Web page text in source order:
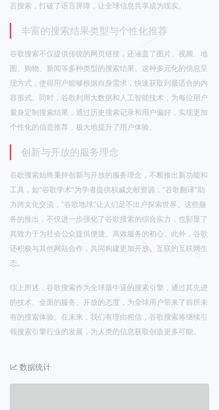
言搜索，打破了语言屏障，让全球信息共享成为现实。
丰富的搜索结果类型与个性化推荐
谷歌搜索不仅提供传统的网页链接，还涵盖了图片、视频、地
图、购物、新闻等多种类型的搜索结果。这种多元化的信息呈
现方式，使得用户能够根据自身需求，快速获取到最适合的内
容形式。同时，谷歌利用大数据和人工智能技术，为每位用户
量身定制搜索结果，通过历史搜索记录和用户偏好，实现更加
个性化的信息推荐，极大地提升了用户体验。
创新与开放的服务理念
谷歌搜索始终秉持创新与开放的服务理念，不断推出新功能和
工具，如“谷歌学术”为学者提供权威文献资源，“谷歌翻译”助
力跨文化交流，“谷歌地球”让人们足不出户探索世界。这些服
务的推出，不仅进一步强化了谷歌搜索的综合实力，也彰显了
其致力于为社会公众提供便捷、高效服务的初心。此外，谷歌
还积极与其他网站合作，共同构建更加开放、互联的互联网生
态。
综上所述，谷歌搜索作为全球最牛逼的搜索引擎，通过其先进
的技术、全面的服务、开放的态度，为全球用户带来了前所未
有的搜索体验。在未来，我们有理由相信，谷歌搜索将继续引
领搜索引擎行业的发展，为人类的信息获取创造更多可能。
数据统计